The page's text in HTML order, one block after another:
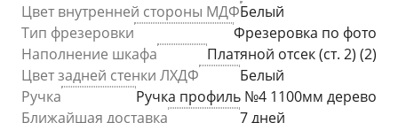
Цвет внутренней стороны МДФБелый
Тип фрезеровки
Фрезеровка по фото
Наполнение шкафа
Платяной отсек (ст. 2) (2)
Цвет задней стенки ЛХДФ
Белый
Ручка
Ручка профиль №4 1100мм дерево
Ближайшая доставка
7 дней